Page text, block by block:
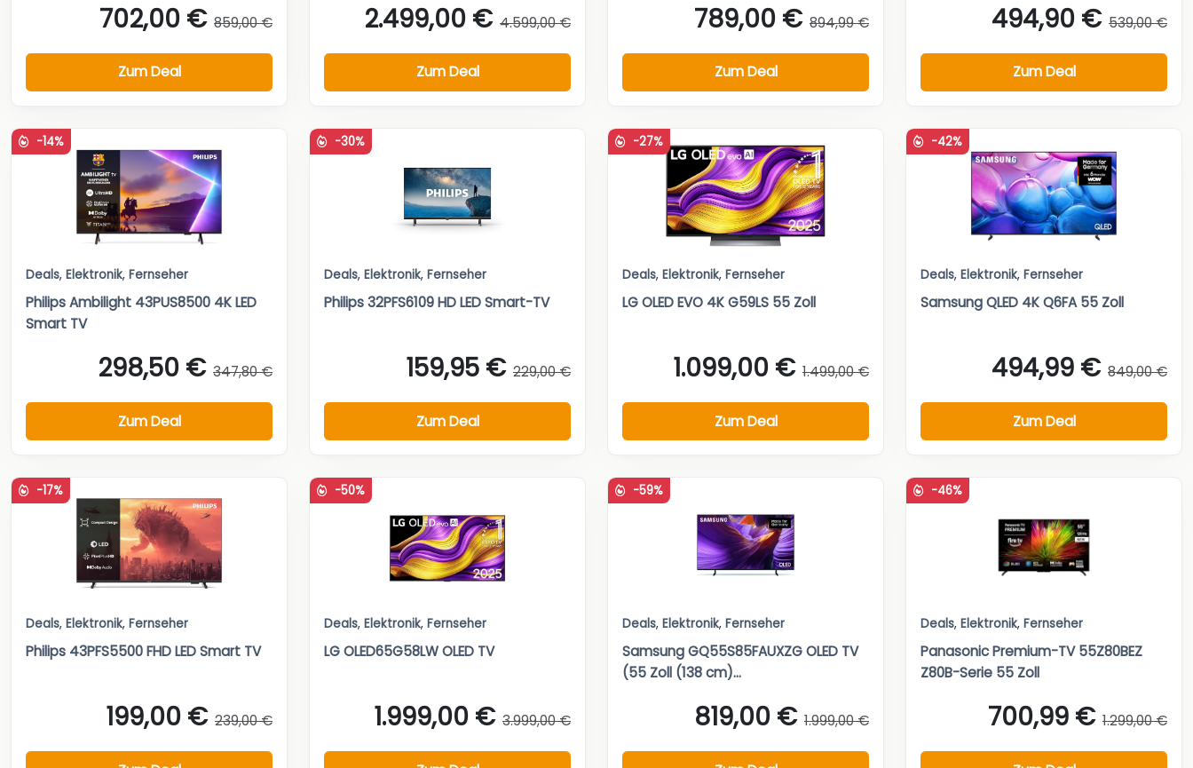
702,00 € 859,00 €
Zum Deal
2.499,00 € 4.599,00 €
Zum Deal
789,00 € 894,99 €
Zum Deal
494,90 € 539,00 €
Zum Deal
-14%
Deals, Elektronik, Fernseher
Philips Ambilight 43PUS8500 4K LED
Smart TV
298,50 € 347,80 €
Zum Deal
-30%
Deals, Elektronik, Fernseher
Philips 32PFS6109 HD LED Smart-TV
159,95 € 229,00 €
Zum Deal
-27%
Deals, Elektronik, Fernseher
LG OLED EVO 4K G59LS 55 Zoll
1.099,00 € 1.499,00 €
Zum Deal
-42%
Deals, Elektronik, Fernseher
Samsung QLED 4K Q6FA 55 Zoll
494,99 € 849,00 €
Zum Deal
-17%
Deals, Elektronik, Fernseher
Philips 43PFS5500 FHD LED Smart TV
199,00 € 239,00 €
-50%
Deals, Elektronik, Fernseher
LG OLED65G58LW OLED TV
1.999,00 € 3.999,00 €
-59%
Deals, Elektronik, Fernseher
Samsung GQ55S85FAUXZG OLED TV
(55 Zoll (138 cm)...
819,00 € 1.999,00 €
-46%
Deals, Elektronik, Fernseher
Panasonic Premium-TV 55Z80BEZ
Z80B-Serie 55 Zoll
700,99 € 1.299,00 €